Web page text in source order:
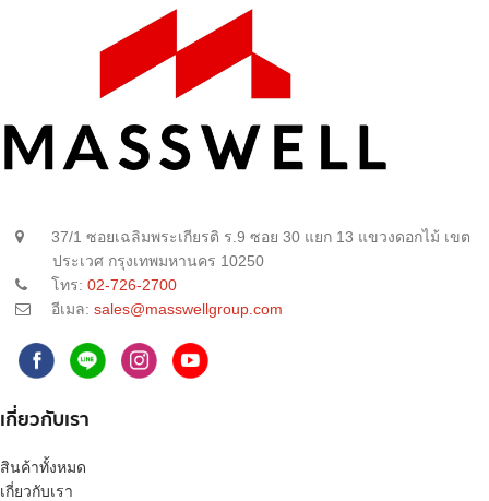
37/1 ซอยเฉลิมพระเกียรติ ร.9 ซอย 30 แยก 13 แขวงดอกไม้ เขต
ประเวศ กรุงเทพมหานคร 10250
โทร: 02-726-2700
อีเมล: sales@masswellgroup.com
เกี่ยวกับเรา
สินค้าทั้งหมด
เกี่ยวกับเรา